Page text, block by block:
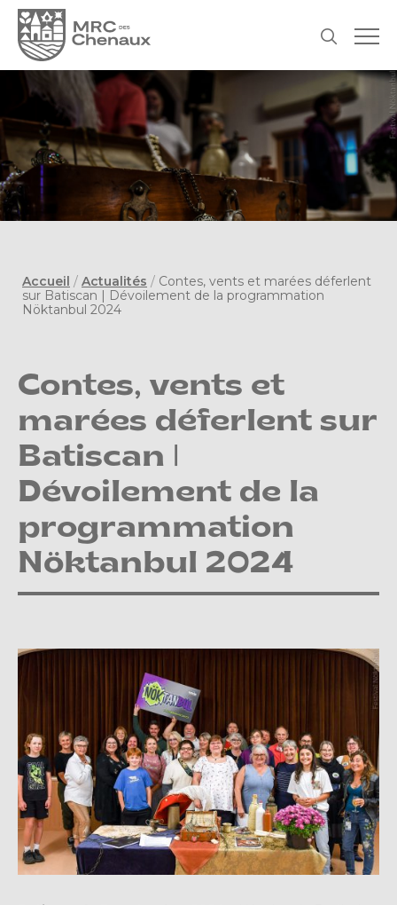
Accueil / Actualités / Contes, vents et marées déferlent
sur Batiscan | Dévoilement de la programmation
Nöktanbul 2024
Contes, vents et
marées déferlent sur
Batiscan |
Dévoilement de la
programmation
Nöktanbul 2024